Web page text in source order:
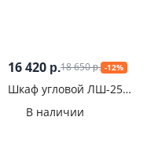
16 420 р.18 650р. -12%
Шкаф угловой ЛШ-25
В наличии